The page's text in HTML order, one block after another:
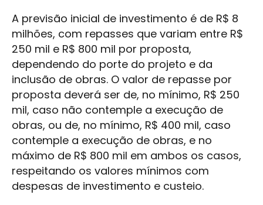
A previsão inicial de investimento é de R$ 8
milhões, com repasses que variam entre R$
250 mil e R$ 800 mil por proposta,
dependendo do porte do projeto e da
inclusão de obras. O valor de repasse por
proposta deverá ser de, no mínimo, R$ 250
mil, caso não contemple a execução de
obras, ou de, no mínimo, R$ 400 mil, caso
contemple a execução de obras, e no
máximo de R$ 800 mil em ambos os casos,
respeitando os valores mínimos com
despesas de investimento e custeio.